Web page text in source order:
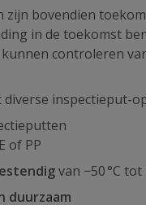
zijn bovendien
in de toekomst
controleren
diverse inspectieput-
of PP
van −50 °C tot
duurzaam